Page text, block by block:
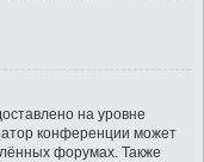
на уровне
конференции может
форумах. Также